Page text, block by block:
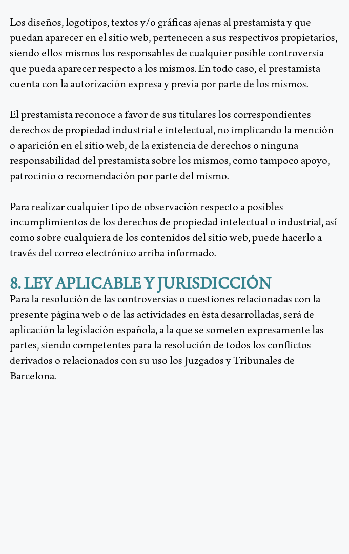
Los diseños, logotipos, textos y/o gráficas ajenas al prestamista y que
puedan aparecer en el sitio web, pertenecen a sus respectivos propietarios,
siendo ellos mismos los responsables de cualquier posible controversia
que pueda aparecer respecto a los mismos. En todo caso, el prestamista
cuenta con la autorización expresa y previa por parte de los mismos.
El prestamista reconoce a favor de sus titulares los correspondientes
derechos de propiedad industrial e intelectual, no implicando la mención
o aparición en el sitio web, de la existencia de derechos o ninguna
responsabilidad del prestamista sobre los mismos, como tampoco apoyo,
patrocinio o recomendación por parte del mismo.
Para realizar cualquier tipo de observación respecto a posibles
incumplimientos de los derechos de propiedad intelectual o industrial, así
como sobre cualquiera de los contenidos del sitio web, puede hacerlo a
través del correo electrónico arriba informado.
8. LEY APLICABLE Y JURISDICCIÓN
Para la resolución de las controversias o cuestiones relacionadas con la
presente página web o de las actividades en ésta desarrolladas, será de
aplicación la legislación española, a la que se someten expresamente las
partes, siendo competentes para la resolución de todos los conflictos
derivados o relacionados con su uso los Juzgados y Tribunales de
Barcelona.